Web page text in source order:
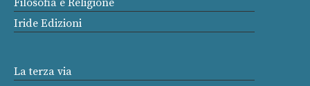
Filosofia e Religione
Iride Edizioni
La terza via